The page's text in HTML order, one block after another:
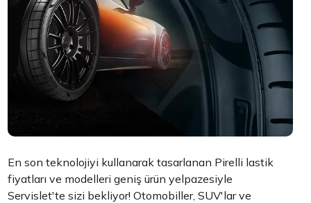
En son teknolojiyi kullanarak tasarlanan Pirelli lastik
fiyatları ve modelleri geniş ürün yelpazesiyle
Servislet'te sizi bekliyor! Otomobiller, SUV'lar ve